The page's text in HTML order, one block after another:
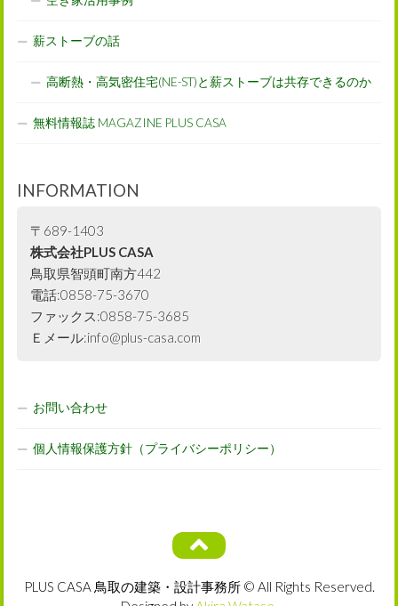
薪ストーブの話
高断熱・高気密住宅(NE-ST)と薪ストーブは共存できるのか
無料情報誌 MAGAZINE PLUS CASA
INFORMATION
〒689-1403
株式会社PLUS CASA
鳥取県智頭町南方442
電話:0858-75-3670
ファックス:0858-75-3685
Ｅメール:info@plus-casa.com
お問い合わせ
個人情報保護方針（プライバシーポリシー）
PLUS CASA 鳥取の建築・設計事務所 © All Rights Reserved.